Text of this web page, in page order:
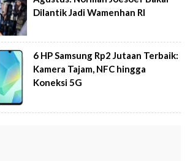
Dilantik Jadi Wamenhan RI
6 HP Samsung Rp2 Jutaan Terbaik:
Kamera Tajam, NFC hingga
Koneksi 5G